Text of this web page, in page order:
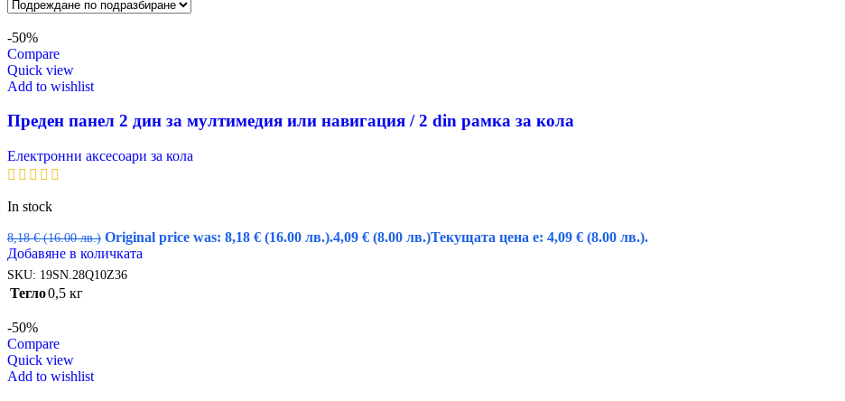
-50%
Compare
Quick view
Add to wishlist
Преден панел 2 дин за мултимедия или навигация / 2 din рамка за кола
Електронни аксесоари за кола
In stock
8,18€ (16.00 лв.) Original price was: 8,18 € (16.00 лв.).4,09 € (8.00 лв.)Текущата цена е: 4,09 € (8.00 лв.).
Добавяне в количката
SKU: 19SN.28Q10Z36
Тегло0,5 кг
-50%
Compare
Quick view
Add to wishlist